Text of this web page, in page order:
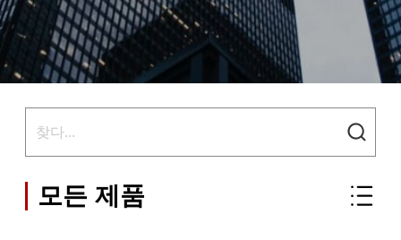
모든 제품